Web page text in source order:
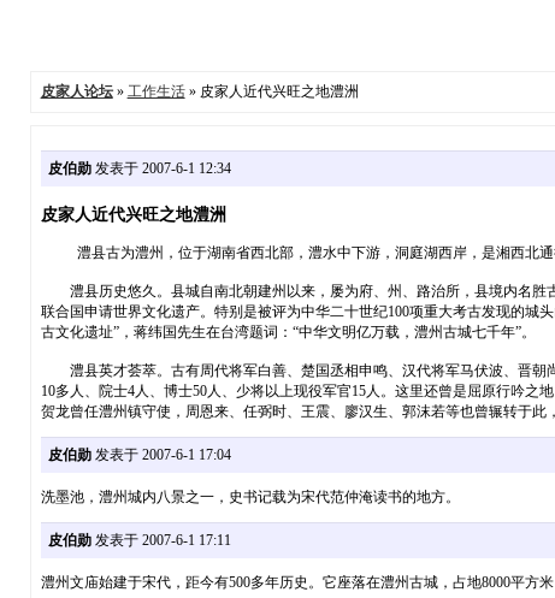
皮家人论坛» 工作生活» 皮家人近代兴旺之地澧洲
皮伯勋发表于 2007-6-1 12:34
皮家人近代兴旺之地澧洲
澧县古为澧州，位于湖南省西北部，澧水中下游，洞庭湖西岸，是湘西北通
澧县历史悠久。县城自南北朝建州以来，屡为府、州、路治所，县境内名胜
联合国申请世界文化遗产。特别是被评为中华二十世纪100项重大考古发现的城
古文化遗址”，蒋纬国先生在台湾题词：“中华文明亿万载，澧州古城七千年”。
澧县英才荟萃。古有周代将军白善、楚国丞相申鸣、汉代将军马伏波、晋朝
10多人、院士4人、博士50人、少将以上现役军官15人。这里还曾是屈原行吟
贺龙曾任澧州镇守使，周恩来、任弼时、王震、廖汉生、郭沫若等也曾辗转于此
皮伯勋发表于 2007-6-1 17:04
洗墨池，澧州城内八景之一，史书记载为宋代范仲淹读书的地方。
皮伯勋发表于 2007-6-1 17:11
澧州文庙始建于宋代，距今有500多年历史。它座落在澧州古城，占地8000平方